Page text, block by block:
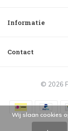
Informatie
Contact
© 2026
Wij slaan cookies